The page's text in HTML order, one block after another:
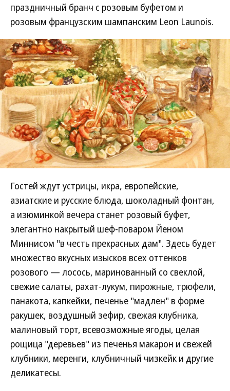
праздничный бранч с розовым буфетом и
розовым французским шампанским Leon Launois.
Гостей ждут устрицы, икра, европейские,
азиатские и русские блюда, шоколадный фонтан,
а изюминкой вечера станет розовый буфет,
элегантно накрытый шеф-поваром Йеном
Миннисом "в честь прекрасных дам". Здесь будет
множество вкусных изысков всех оттенков
розового — лосось, маринованный со свеклой,
свежие салаты, рахат-лукум, пирожные, трюфели,
панакота, капкейки, печенье "мадлен" в форме
ракушек, воздушный зефир, свежая клубника,
малиновый торт, всевозможные ягоды, целая
рощица "деревьев" из печенья макарон и свежей
клубники, меренги, клубничный чизкейк и другие
деликатесы.